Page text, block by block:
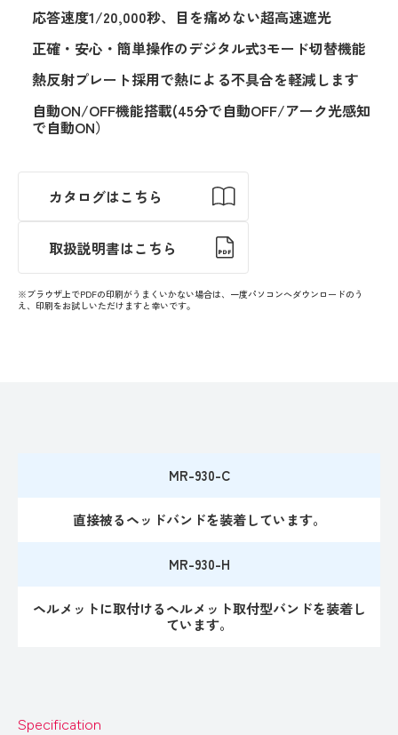
応答速度1/20,000秒、目を痛めない超高速遮光
正確・安心・簡単操作のデジタル式3モード切替機能
熱反射プレート採用で熱による不具合を軽減します
自動ON/OFF機能搭載(45分で自動OFF/アーク光感知
で自動ON）
カタログはこちら
取扱説明書はこちら
※ブラウザ上でPDFの印刷がうまくいかない場合は、一度パソコンへダウンロードのう
え、印刷をお試しいただけますと幸いです。
MR-930-C
直接被るヘッドバンドを装着しています。
MR-930-H
ヘルメットに取付けるヘルメット取付型バンドを装着し
ています。
Specification